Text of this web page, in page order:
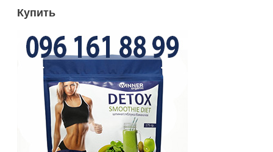
Купить